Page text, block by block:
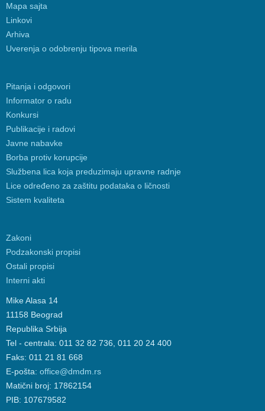
Mapa sajta
Linkovi
Arhiva
Uverenja o odobrenju tipova merila
Pitanja i odgovori
Informator o radu
Konkursi
Publikacije i radovi
Javne nabavke
Borba protiv korupcije
Službena lica koja preduzimaju upravne radnje
Lice određeno za zaštitu podataka o ličnosti
Sistem kvaliteta
Zakoni
Podzakonski propisi
Ostali propisi
Interni akti
Mike Alasa 14
11158 Beograd
Republika Srbija
Tel - centrala: 011 32 82 736, 011 20 24 400
Faks: 011 21 81 668
E-pošta: office@dmdm.rs
Matični broj: 17862154
PIB: 107679582